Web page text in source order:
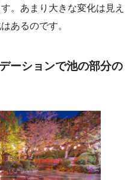
。あまり大きな変化は見え
あるのです。
ーションで池の部分の